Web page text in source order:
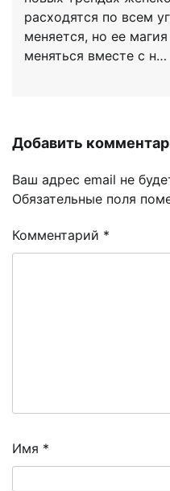
расходятся по всем
меняется, но ее
меняться вместе с н…
Добавить
Ваш адрес email не
Обязательные поля
Комментарий *
Имя *